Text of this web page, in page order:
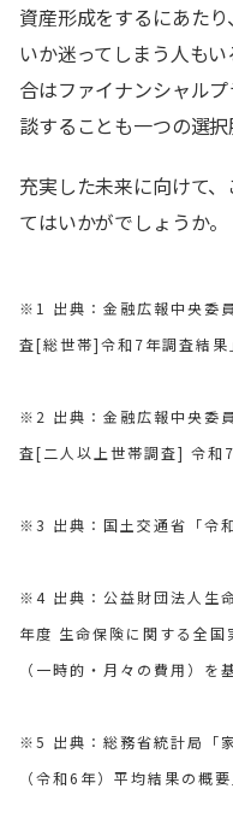
資産形成をするにあた
いか迷ってしまう人も
合はファイナンシャル
談することも一つの選択
充実した未来に向けて
てはいかがでしょうか。
※1 出典：金融広報中央委
査[総世帯]令和7年調査結果
※2 出典：金融広報中央委
査[二人以上世帯調査] 令和7
※3 出典：国土交通省「令
※4 出典：公益財団法人生
年度 生命保険に関する全
（一時的・月々の費用）を
※5 出典：総務省統計局「
（令和6年）平均結果の概